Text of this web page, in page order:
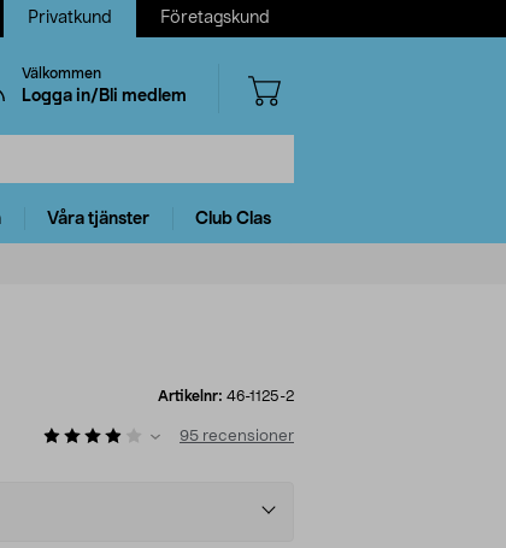
Privatkund Företagskund
Välkommen
Logga in/Bli medlem
Våra tjänster Club Clas
Artikelnr: 46-1125-2
95 recensioner